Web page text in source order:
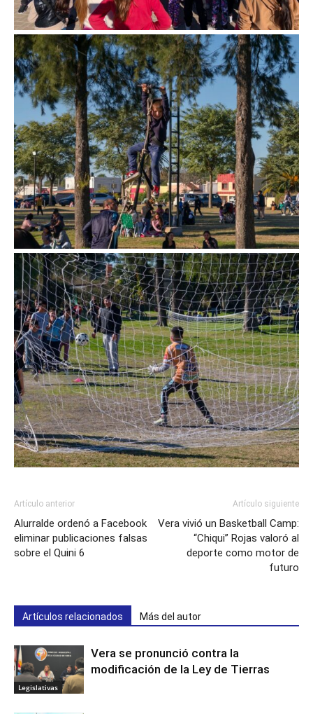
Artículo anterior
Alurralde ordenó a Facebook
eliminar publicaciones falsas
sobre el Quini 6
Artículo siguiente
Vera vivió un Basketball Camp:
“Chiqui” Rojas valoró al
deporte como motor de
futuro
Artículos relacionados Más del autor
Legislativas
Vera se pronunció contra la
modificación de la Ley de Tierras